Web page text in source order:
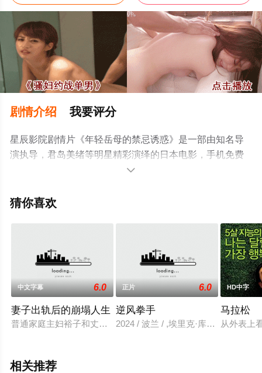
剧情介绍 我要评分
星辰影院剧情片《年轻岳母的禁忌诱惑》是一部由知名导
演执导，君岛美绪等明星精彩演绎的日本电影，手机免费
观看高清无删减完整版电影大全就来星辰影视，更多相关

猜你喜欢
中文字幕 6.0
妻子出轨后的崩塌人生
普通家庭主妇裕子和丈夫在回家途中与一名男子发生争执。两
正片 6.0
逆风拳手
2024 / 波兰 / ,埃里克·库尔姆,阿德里
HD中字
马拉松
从外表上
相关推荐